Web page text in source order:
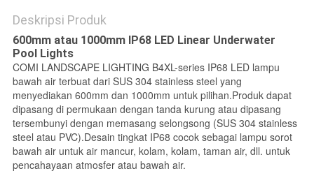
Deskripsi Produk
600mm atau 1000mm IP68 LED Linear Underwater
Pool Lights
COMI LANDSCAPE LIGHTING B4XL-series IP68 LED lampu
bawah air terbuat dari SUS 304 stainless steel yang
menyediakan 600mm dan 1000mm untuk pilihan.Produk dapat
dipasang di permukaan dengan tanda kurung atau dipasang
tersembunyi dengan memasang selongsong (SUS 304 stainless
steel atau PVC).Desain tingkat IP68 cocok sebagai lampu sorot
bawah air untuk air mancur, kolam, kolam, taman air, dll. untuk
pencahayaan atmosfer atau bawah air.